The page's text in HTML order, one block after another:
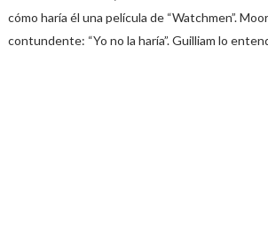
cómo haría él una película de “Watchmen”.
contundente: “Yo no la haría”. Guilliam lo